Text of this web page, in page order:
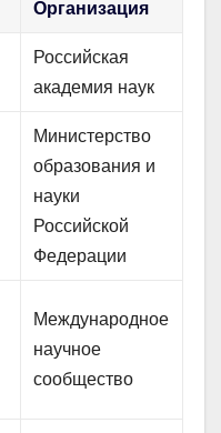
Организация
Российская
академия наук
Министерство
образования и
науки
Российской
Федерации
Международное
научное
сообщество